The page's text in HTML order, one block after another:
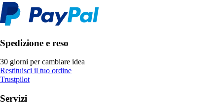
Spedizione e reso
30 giorni per cambiare idea
Restituisci il tuo ordine
Trustpilot
Servizi